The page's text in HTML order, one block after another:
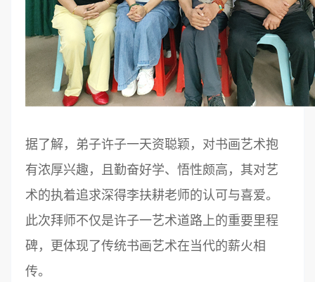
据了解，弟子许子一天资聪颖，对书画艺术抱
有浓厚兴趣，且勤奋好学、悟性颇高，其对艺
术的执着追求深得李扶耕老师的认可与喜爱。
此次拜师不仅是许子一艺术道路上的重要里程
碑，更体现了传统书画艺术在当代的薪火相
传。